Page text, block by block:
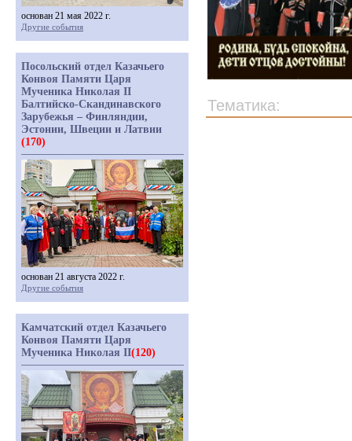
Тематика:
основан 21 мая 2022 г.
Другие события
Посольский отдел Казачьего
Конвоя Памяти Царя
Мученика Николая II
Балтийско-Скандинавского
Зарубежья – Финляндии,
Эстонии, Швеции и Латвии
(170)
основан 21 августа 2022 г.
Другие события
Камчатский отдел Казачьего
Конвоя Памяти Царя
Мученика Николая II(120)